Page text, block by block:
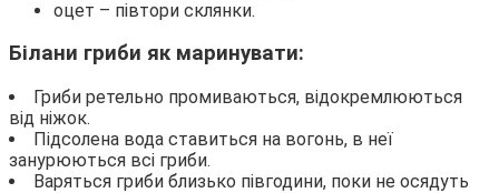
оцет – півтори склянки.
Білани гриби як маринувати:
Гриби ретельно промиваються, відокремлюються
від ніжок.
Підсолена вода ставиться на вогонь, в неї
занурюються всі гриби.
Варяться гриби близько півгодини, поки не осядуть